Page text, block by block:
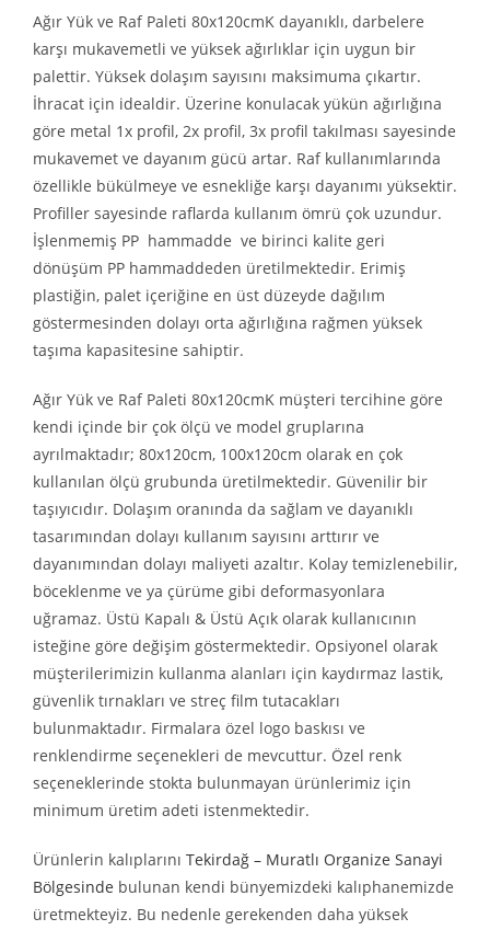
Ağır Yük ve Raf Paleti 80x120cmK dayanıklı, darbelere
karşı mukavemetli ve yüksek ağırlıklar için uygun bir
palettir. Yüksek dolaşım sayısını maksimuma çıkartır.
İhracat için idealdir. Üzerine konulacak yükün ağırlığına
göre metal 1x profil, 2x profil, 3x profil takılması sayesinde
mukavemet ve dayanım gücü artar. Raf kullanımlarında
özellikle bükülmeye ve esnekliğe karşı dayanımı yüksektir.
Profiller sayesinde raflarda kullanım ömrü çok uzundur.
İşlenmemiş PP hammadde ve birinci kalite geri
dönüşüm PP hammaddeden üretilmektedir. Erimiş
plastiğin, palet içeriğine en üst düzeyde dağılım
göstermesinden dolayı orta ağırlığına rağmen yüksek
taşıma kapasitesine sahiptir.
Ağır Yük ve Raf Paleti 80x120cmK müşteri tercihine göre
kendi içinde bir çok ölçü ve model gruplarına
ayrılmaktadır; 80x120cm, 100x120cm olarak en çok
kullanılan ölçü grubunda üretilmektedir. Güvenilir bir
taşıyıcıdır. Dolaşım oranında da sağlam ve dayanıklı
tasarımından dolayı kullanım sayısını arttırır ve
dayanımından dolayı maliyeti azaltır. Kolay temizlenebilir,
böceklenme ve ya çürüme gibi deformasyonlara
uğramaz. Üstü Kapalı & Üstü Açık olarak kullanıcının
isteğine göre değişim göstermektedir. Opsiyonel olarak
müşterilerimizin kullanma alanları için kaydırmaz lastik,
güvenlik tırnakları ve streç film tutacakları
bulunmaktadır. Firmalara özel logo baskısı ve
renklendirme seçenekleri de mevcuttur. Özel renk
seçeneklerinde stokta bulunmayan ürünlerimiz için
minimum üretim adeti istenmektedir.
Ürünlerin kalıplarını Tekirdağ – Muratlı Organize Sanayi
Bölgesinde bulunan kendi bünyemizdeki kalıphanemizde
üretmekteyiz. Bu nedenle gerekenden daha yüksek